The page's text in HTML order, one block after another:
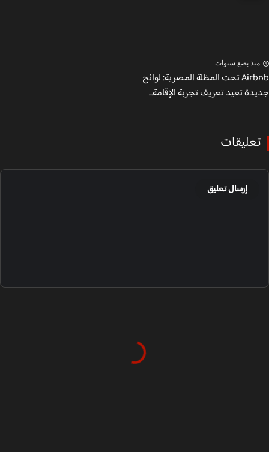
بضع سنوات
Airbnb تحت المظلة المصرية: لوائح
تعيد تعريف تجربة الإقامة...
إرسال تعليق